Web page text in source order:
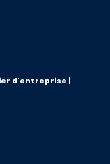
d'entreprise |